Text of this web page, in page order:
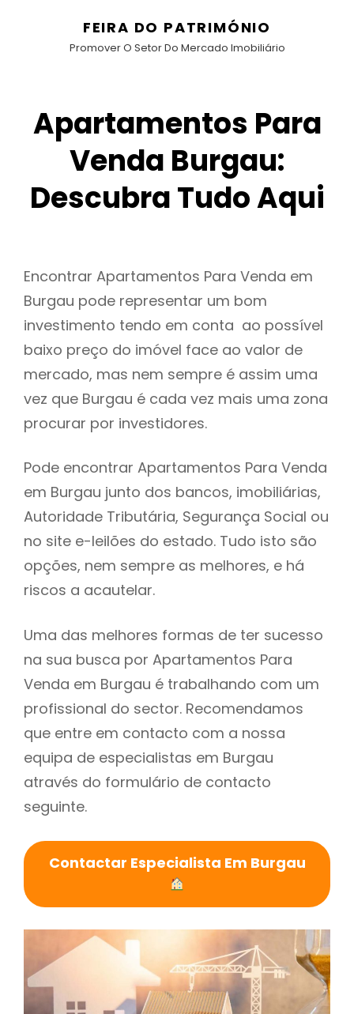
FEIRA DO PATRIMÓNIO
Promover O Setor Do Mercado Imobiliário
Apartamentos Para
Venda Burgau:
Descubra Tudo Aqui
Encontrar Apartamentos Para Venda em
Burgau pode representar um bom
investimento tendo em conta ao possível
baixo preço do imóvel face ao valor de
mercado, mas nem sempre é assim uma
vez que Burgau é cada vez mais uma zona
procurar por investidores.
Pode encontrar Apartamentos Para Venda
em Burgau junto dos bancos, imobiliárias,
Autoridade Tributária, Segurança Social ou
no site e-leilões do estado. Tudo isto são
opções, nem sempre as melhores, e há
riscos a acautelar.
Uma das melhores formas de ter sucesso
na sua busca por Apartamentos Para
Venda em Burgau é trabalhando com um
profissional do sector. Recomendamos
que entre em contacto com a nossa
equipa de especialistas em Burgau
através do formulário de contacto
seguinte.
Contactar Especialista Em Burgau